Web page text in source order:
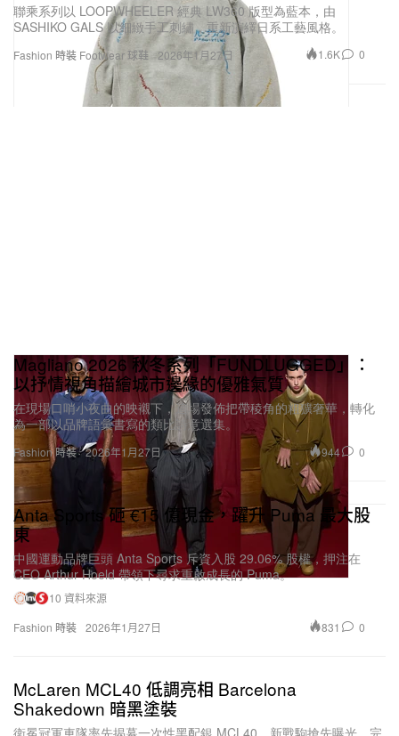
Fashion 時裝 Footwear 球鞋
聯乘系列以 LOOPWHEELER 經典 LW360 版型為藍本，由
SASHIKO GALS 以細緻手工刺繡，重新演繹日系工藝風格。
2026年1月27日 1.6K 0
Fashion 時裝
Magliano 2026 秋冬系列「FUNDLUGGED」：
以抒情視角描繪城市邊緣的優雅氣質
在現場口哨小夜曲的映襯下，這場發佈把帶稜角的粗獷奢華，轉化
為一部以品牌語彙書寫的類比詩意選集。
2026年1月27日 944 0
Fashion 時裝
Anta Sports 砸 €15 億現金，躍升 Puma 最大股
東
中國運動品牌巨頭 Anta Sports 斥資入股 29.06% 股權，押注在
CEO Arthur Hoeld 帶領下尋求重啟成長的 Puma。
10 資料來源
2026年1月27日
831 0
McLaren MCL40 低調亮相 Barcelona
Shakedown 暗黑塗裝